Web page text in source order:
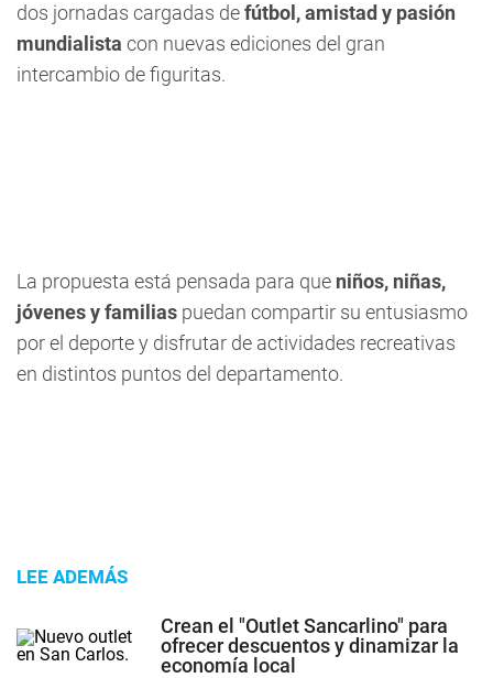
dos jornadas cargadas defútbol, amistad y pasión
mundialista con nuevas ediciones del gran
intercambio de figuritas.
La propuesta está pensada para que niños, niñas,
jóvenes y familias puedan compartir su entusiasmo
por el deporte y disfrutar de actividades recreativas
en distintos puntos del departamento.
LEE ADEMÁS
Crean el "Outlet Sancarlino" para
ofrecer descuentos y dinamizar la
economía local